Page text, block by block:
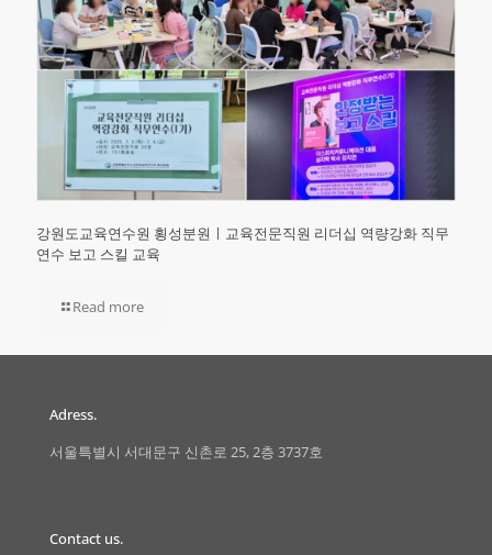
강원도교육연수원 횡성분원ㅣ교육전문직원 리더십 역량강화 직무
연수 보고 스킬 교육
Read more
Adress.
서울특별시 서대문구 신촌로 25, 2층 3737호
Contact us.